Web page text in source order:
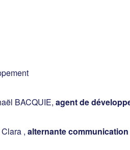
BACQUIE, agent de
, alternante